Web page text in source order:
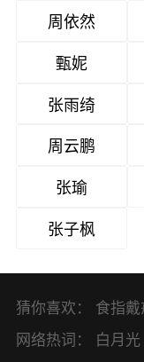
周依然
甄妮
张雨绮
周云鹏
张瑜
张子枫
猜你喜欢： 食指
避暑
网络热词：
白月光